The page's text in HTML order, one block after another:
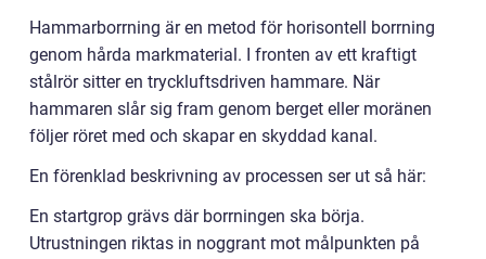
Hammarborrning är en metod för horisontell borrning
genom hårda markmaterial. I fronten av ett kraftigt
stålrör sitter en tryckluftsdriven hammare. När
hammaren slår sig fram genom berget eller moränen
följer röret med och skapar en skyddad kanal.
En förenklad beskrivning av processen ser ut så här:
En startgrop grävs där borrningen ska börja.
Utrustningen riktas in noggrant mot målpunkten på